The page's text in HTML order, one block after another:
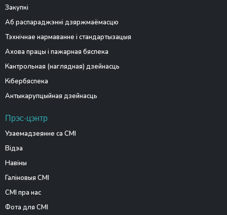
Закупкі
Аб распараджэнні дзяржмаёмасцю
Тэхнічнае нармаванне і стандартызацыя
Ахова працы і пажарная бяспека
Кантрольная (наглядная) дзейнасць
Кібербяспека
Антыкарупцыйная дзейнасць
Прэс-цэнтр
Узаемадзеянне са СМІ
Відэа
Навіны
Галіновыя СМІ
СМІ пра нас
Фота для СМІ